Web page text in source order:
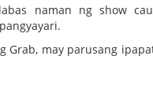
naman ng show
Grab, may parusang